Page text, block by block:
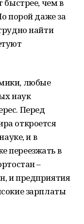
быстрее, чем в
порой даже за
найти
любые
наук
Перед
откроется
и в
переезжать в
–
и предприятия
зарплаты